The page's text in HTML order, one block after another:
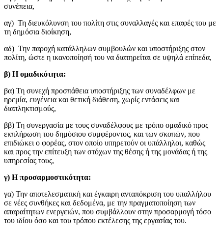
συνέπεια,
αγ) Τη διευκόλυνση του πολίτη στις συναλλαγές και επαφές του με
τη δημόσια διοίκηση,
αδ) Την παροχή κατάλληλων συμβουλών και υποστήριξης στον
πολίτη, ώστε η ικανοποίησή του να διατηρείται σε υψηλά επίπεδα,
β) Η ομαδικότητα:
βα) Τη συνεχή προσπάθεια υποστήριξης των συναδέλφων με
ηρεμία, ευγένεια και θετική διάθεση, χωρίς εντάσεις και
διαπληκτισμούς,
ββ) Τη συνεργασία με τους συναδέλφους με τρόπο ομαδικό προς
εκπλήρωση του δημόσιου συμφέροντος, και των σκοπών, που
επιδιώκει ο φορέας, στον οποίο υπηρετούν οι υπάλληλοι, καθώς
και προς την επίτευξη των στόχων της θέσης ή της μονάδας ή της
υπηρεσίας τους,
γ) Η προσαρμοστικότητα:
γα) Την αποτελεσματική και έγκαιρη ανταπόκριση του υπαλλήλου
σε νέες συνθήκες και δεδομένα, με την πραγματοποίηση των
απαραίτητων ενεργειών, που συμβάλλουν στην προσαρμογή τόσο
του ιδίου όσο και του τρόπου εκτέλεσης της εργασίας του.